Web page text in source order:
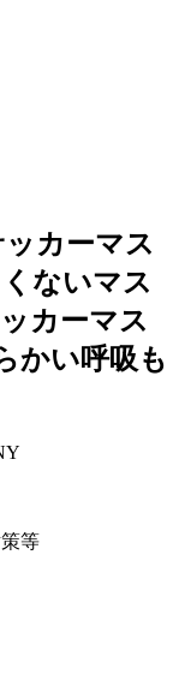
ッカーマス
ないマス
カーマス
かい呼吸も
等